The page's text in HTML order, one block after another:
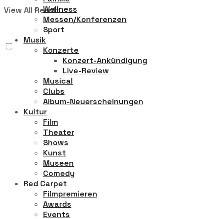
View All ResultWellness
Messen/Konferenzen
Sport
Musik
Konzerte
Konzert-Ankündigung
Live-Review
Musical
Clubs
Album-Neuerscheinungen
Kultur
Film
Theater
Shows
Kunst
Museen
Comedy
Red Carpet
Filmpremieren
Awards
Events